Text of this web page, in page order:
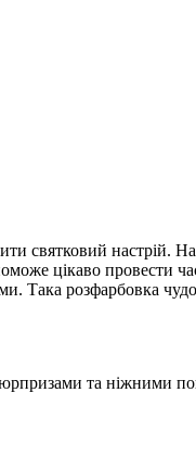
святковий настрій.
цікаво провести
розфарбовка
та ніжними